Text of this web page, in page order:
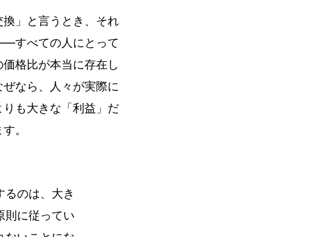
」と言うとき、それ
すべての人にとって
格比が本当に存在し
なら、人々が実際に
も大きな「利益」だ
。
のは、大き
則に従ってい